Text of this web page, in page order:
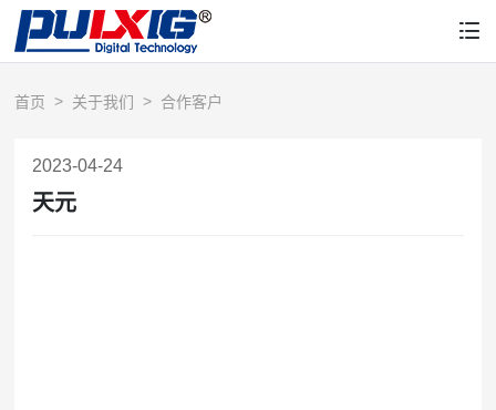
首页 关于我们 合作客户
2023-04-24
天元